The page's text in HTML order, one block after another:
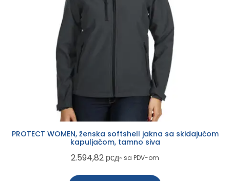
PROTECT WOMEN, ženska softshell jakna sa skidajućom
kapuljačom, tamno siva
2.594,82 рсд~ sa PDV-om